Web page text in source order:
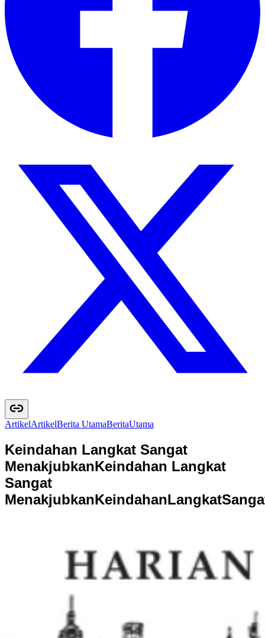
ArtikelArtikelBerita UtamaBeritaUtama
Keindahan Langkat Sangat
MenakjubkanKeindahan Langkat
Sangat
MenakjubkanKeindahanLangkatSanga